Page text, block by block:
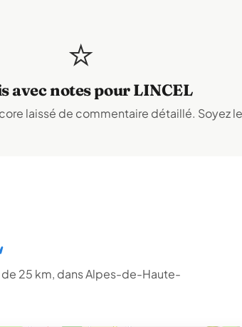
⭐
avec notes pour LINCEL
laissé de commentaire détaillé. Soyez
de 25 km, dans Alpes-de-Haute-